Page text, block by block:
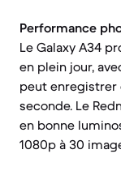
Performance
Le Galaxy A34
en plein jour,
peut enregistrer
seconde. Le
en bonne
1080p à 30